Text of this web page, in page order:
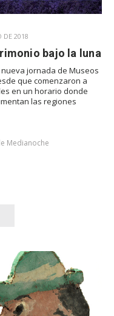
DE 2018
bajo la luna
jornada de Museos
que comenzaron a
en un horario donde
las regiones
Medianoche